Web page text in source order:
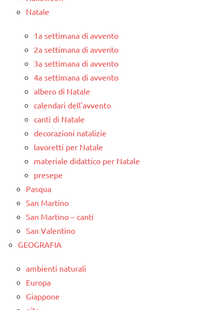
Natale
1a settimana di avvento
2a settimana di avvento
3a settimana di avvento
4a settimana di avvento
albero di Natale
calendari dell'avvento
canti di Natale
decorazioni natalizie
lavoretti per Natale
materiale didattico per Natale
presepe
Pasqua
San Martino
San Martino – canti
San Valentino
GEOGRAFIA
ambienti naturali
Europa
Giappone